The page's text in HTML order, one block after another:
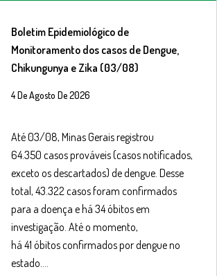
Boletim Epidemiológico de
Monitoramento dos casos de Dengue,
Chikungunya e Zika (03/08)
4 De Agosto De 2026
Até 03/08, Minas Gerais registrou
64.350 casos prováveis (casos notificados,
exceto os descartados) de dengue. Desse
total, 43.322 casos foram confirmados
para a doença e há 34 óbitos em
investigação. Até o momento,
há 41 óbitos confirmados por dengue no
estado….